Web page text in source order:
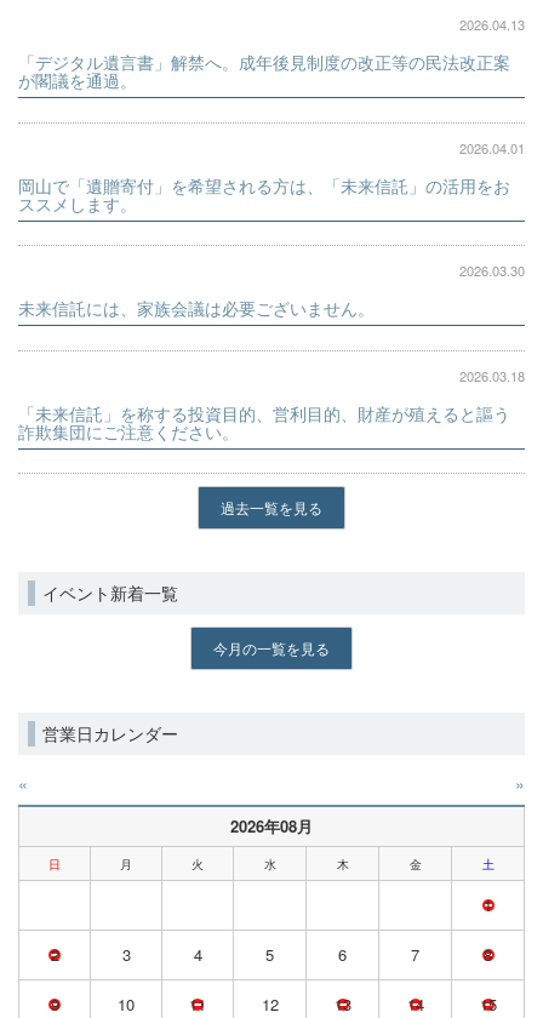
2026.04.13
「デジタル遺言書」解禁へ。成年後見制度の改正等の民法改正案
が閣議を通過。
2026.04.01
岡山で「遺贈寄付」を希望される方は、「未来信託」の活用をお
ススメします。
2026.03.30
未来信託には、家族会議は必要ございません。
2026.03.18
「未来信託」を称する投資目的、営利目的、財産が殖えると謳う
詐欺集団にご注意ください。
過去一覧を見る
イベント新着一覧
今月の一覧を見る
営業日カレンダー
« »
2026年08月
日 月 火 水 木 金 土
1
2 3 4 5 6 7 8
9 10 11 12 13 14 15